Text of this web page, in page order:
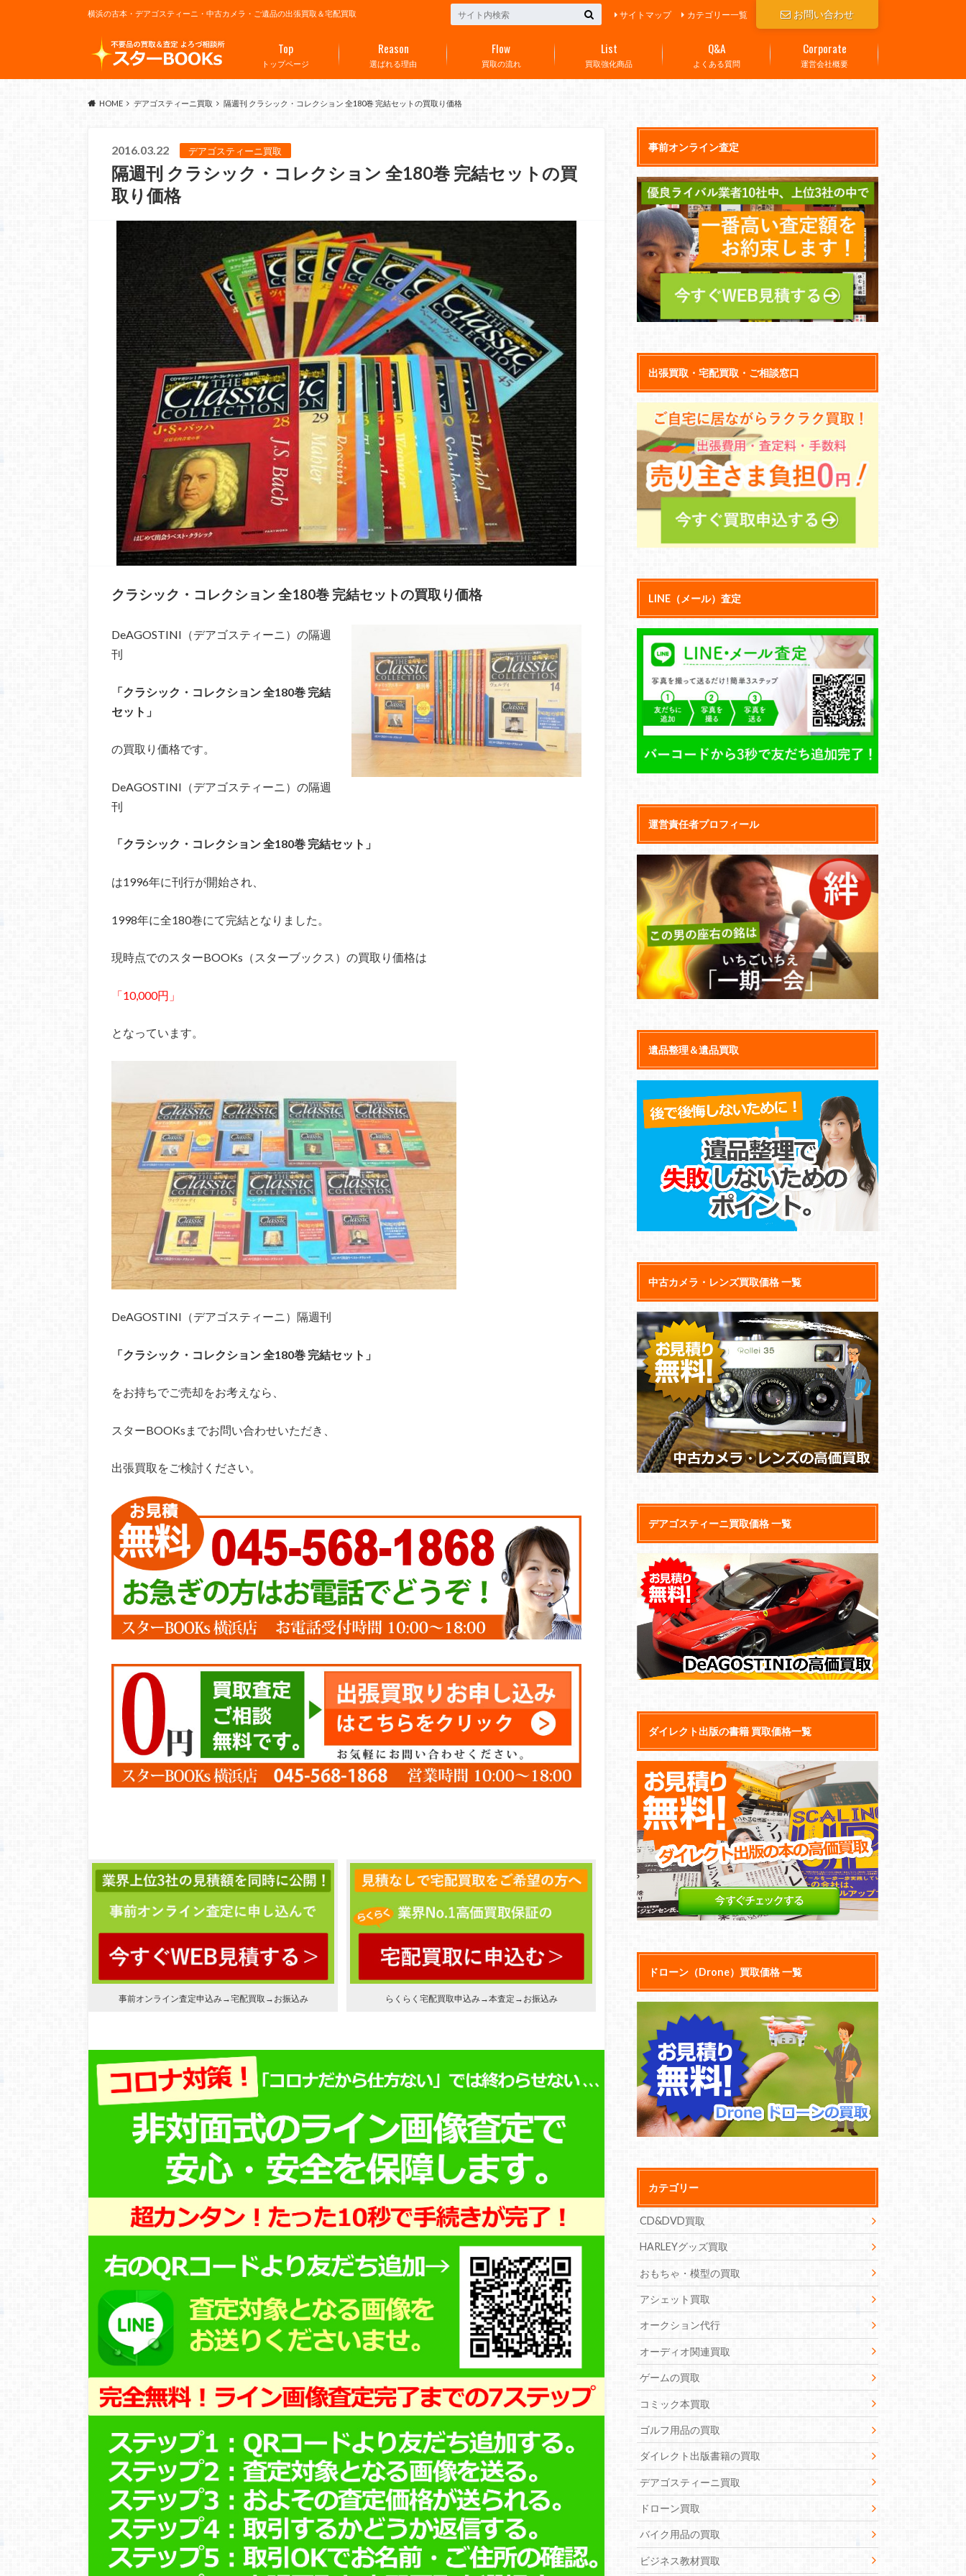
横浜の古本・デアゴスティーニ・中古カメラ・ご遺品の出張買取＆宅配買取 お問い合わせ
サイトマップ カテゴリー一覧
トップページ
Top
選ばれる理由
Reason
買取の流れ
Flow
買取強化商品
List
よくある質問
Q&A
運営会社概要
Corporate
HOME デアゴスティーニ買取 隔週刊 クラシック・コレクション 全180巻 完結セットの買取り価格
2016.03.22 デアゴスティーニ買取
隔週刊 クラシック・コレクション 全180巻 完結セットの買
取り価格
クラシック・コレクション 全180巻 完結セットの買取り価格
DeAGOSTINI（デアゴスティーニ）の隔週
刊
「クラシック・コレクション 全180巻 完結
セット」
の買取り価格です。
DeAGOSTINI（デアゴスティーニ）の隔週
刊
「クラシック・コレクション 全180巻 完結セット」
は1996年に刊行が開始され、
1998年に全180巻にて完結となりました。
現時点でのスターBOOKs（スターブックス）の買取り価格は
「10,000円」
となっています。
DeAGOSTINI（デアゴスティーニ）隔週刊
「クラシック・コレクション 全180巻 完結セット」
をお持ちでご売却をお考えなら、
スターBOOKsまでお問い合わせいただき、
出張買取をご検討ください。
事前オンライン査定申込み→宅配買取→お振込み らくらく宅配買取申込み→本査定→お振込み
事前オンライン査定
出張買取・宅配買取・ご相談窓口
LINE（メール）査定
運営責任者プロフィール
遺品整理＆遺品買取
中古カメラ・レンズ買取価格 一覧
デアゴスティーニ買取価格 一覧
ダイレクト出版の書籍 買取価格一覧
ドローン（Drone）買取価格 一覧
カテゴリー
CD&DVD買取
HARLEYグッズ買取
おもちゃ・模型の買取
アシェット買取
オークション代行
オーディオ関連買取
ゲームの買取
コミック本買取
ゴルフ用品の買取
ダイレクト出版書籍の買取
デアゴスティーニ買取
ドローン買取
バイク用品の買取
ビジネス教材買取